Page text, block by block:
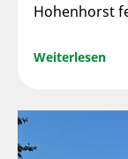
Hohenhorst
Weiterlesen